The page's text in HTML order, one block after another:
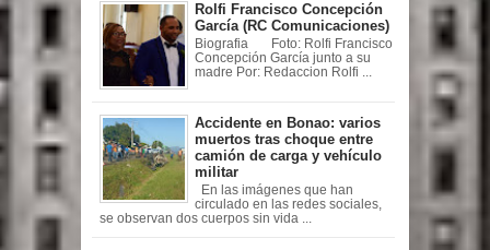
Rolfi Francisco Concepción
García (RC Comunicaciones)
Biografia Foto: Rolfi Francisco
Concepción García junto a su
madre Por: Redaccion Rolfi ...
Accidente en Bonao: varios
muertos tras choque entre
camión de carga y vehículo
militar
En las imágenes que han
circulado en las redes sociales,
se observan dos cuerpos sin vida ...